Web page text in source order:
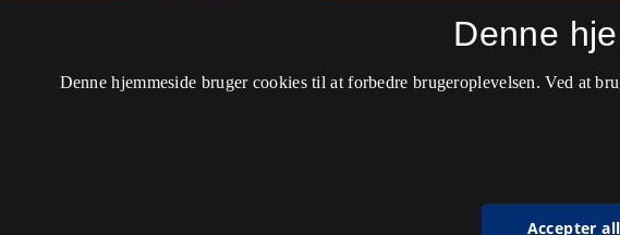
Tidsskriftet er ophørt. På denne side findes udgivelser fra
hos CBS Open Journals.
Denne
Denne hjemmeside bruger cookies til at forbedre brugeroplevelsen. Ved at
Accepter